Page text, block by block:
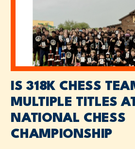
IS 318K CHESS
MULTIPLE TITLES
NATIONAL CHESS
CHAMPIONSHIP